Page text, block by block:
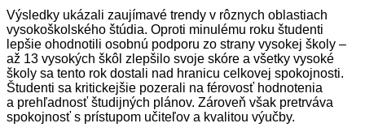
Výsledky ukázali zaujímavé trendy v rôznych oblastiach
vysokoškolského štúdia. Oproti minulému roku študenti
lepšie ohodnotili osobnú podporu zo strany vysokej školy –
až 13 vysokých škôl zlepšilo svoje skóre a všetky vysoké
školy sa tento rok dostali nad hranicu celkovej spokojnosti.
Študenti sa kritickejšie pozerali na férovosť hodnotenia
a prehľadnosť študijných plánov. Zároveň však pretrváva
spokojnosť s prístupom učiteľov a kvalitou výučby.